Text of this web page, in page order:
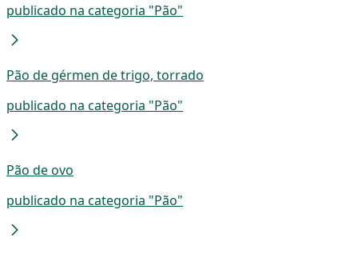
publicado na categoria "Pão"
Pão de gérmen de trigo, torrado
publicado na categoria "Pão"
Pão de ovo
publicado na categoria "Pão"